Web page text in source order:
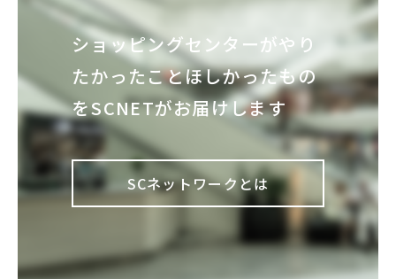
ショッピングセンターがやり
たかったことほしかったもの
をSCNETがお届けします
SCネットワークとは